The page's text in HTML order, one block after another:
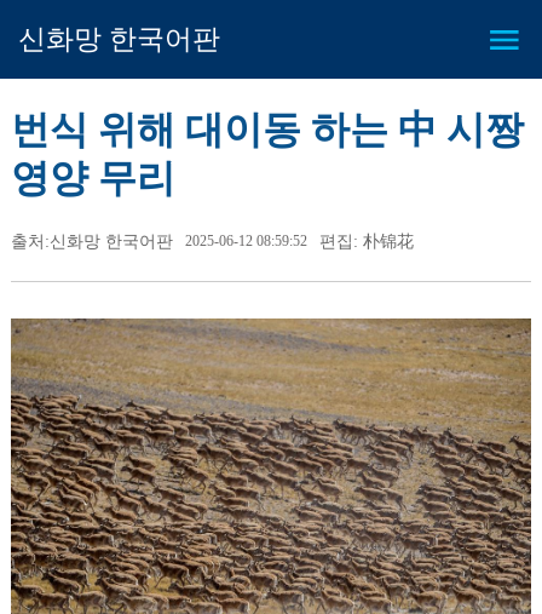
신화망 한국어판
번식 위해 대이동 하는 中 시짱
영양 무리
출처:신화망 한국어판 2025-06-12 08:59:52 편집: 朴锦花